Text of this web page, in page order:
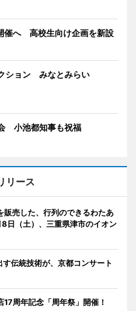
催へ 高校生向け企画を新設
ション みなとみらい
小池都知事も祝福
リース
販売した、行列のできるわたあ
日（土）、三重県津市のイオン
伝統技術が、京都コンサート
17周年記念「周年祭」開催！